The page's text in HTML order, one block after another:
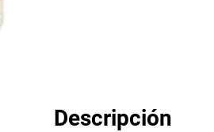
Descripción